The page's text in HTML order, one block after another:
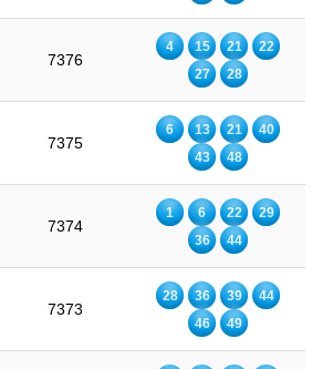
7376
4 15 21
22
27
28
7375
6 13 21
40
43
48
7374
1 6 22
29
36
44
7373
28 36 39
44
46
49